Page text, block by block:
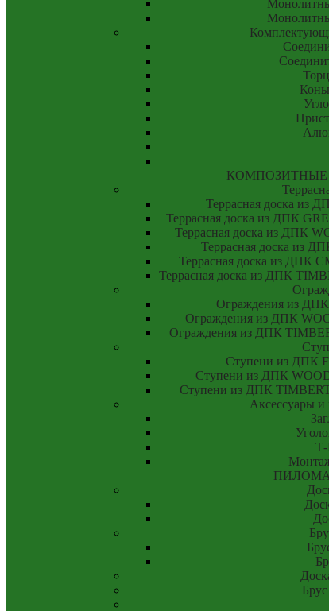
КОМПОЗИТНЫЕ
Террасная доска
Террасная доска из ДПК
Террасная доска из
Террасная доска из
Террасная доска из
Террасная доска из ДПК
Ограждения из
Ограждения из ДПК
Ограждения из ДПК
Ступени из
Ступени из ДПК
Ступени из ДПК
Аксессуары